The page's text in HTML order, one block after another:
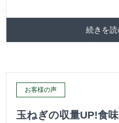
続きを
お客様の声
玉ねぎの収量UP!食